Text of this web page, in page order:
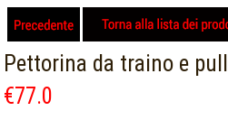
Pettorina da traino e
€77.0